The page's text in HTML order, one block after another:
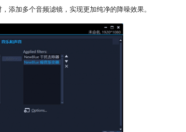
添加多个音频滤镜，实现更加纯净的降噪效果。